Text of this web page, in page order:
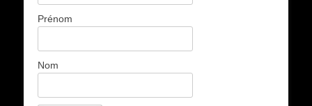
Prénom
Nom